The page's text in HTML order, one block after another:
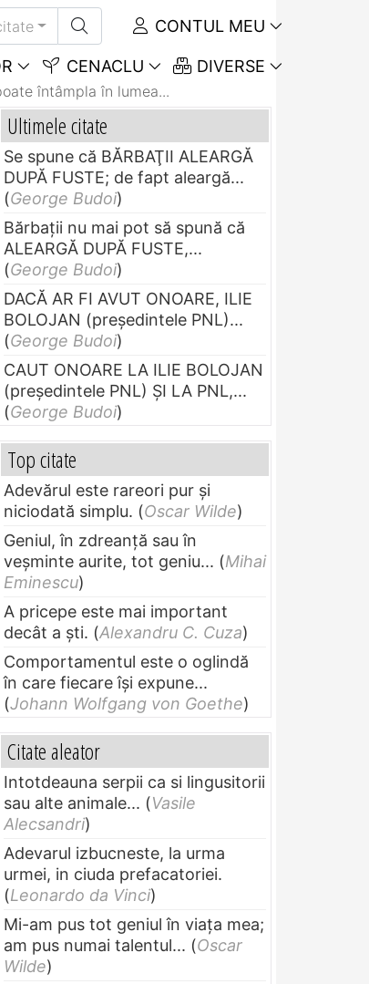
CONTUL MEU
CENACLU DIVERSE
întâmpla în lumea...
Ultimele citate
Se spune că BĂRBAŢII ALEARGĂ
DUPĂ FUSTE; de fapt aleargă...
(George Budoi)
Bărbaţii nu mai pot să spună că
ALEARGĂ DUPĂ FUSTE,...
(George Budoi)
DACĂ AR FI AVUT ONOARE, ILIE
BOLOJAN (preşedintele PNL)...
(George Budoi)
CAUT ONOARE LA ILIE BOLOJAN
(preşedintele PNL) ŞI LA PNL,...
(George Budoi)
Top citate
Adevărul este rareori pur și
niciodată simplu. (Oscar Wilde)
Geniul, în zdreanţă sau în
veşminte aurite, tot geniu... (Mihai
Eminescu)
A pricepe este mai important
decât a ști. (Alexandru C. Cuza)
Comportamentul este o oglindă
în care fiecare își expune...
(Johann Wolfgang von Goethe)
Citate aleator
Intotdeauna serpii ca si lingusitorii
sau alte animale... (Vasile
Alecsandri)
Adevarul izbucneste, la urma
urmei, in ciuda prefacatoriei.
(Leonardo da Vinci)
Mi-am pus tot geniul în viața mea;
am pus numai talentul... (Oscar
Wilde)